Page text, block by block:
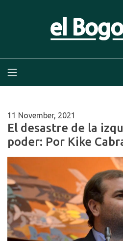
Periódico el Bogotano de la
Investigación, Cuentos y
11 November, 2021
El desastre de la
poder: Por Kike